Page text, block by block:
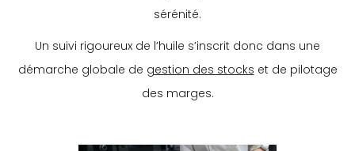
sérénité.
Un suivi rigoureux de l’huile s’inscrit donc dans une
démarche globale de gestion des stocks et de pilotage
des marges.